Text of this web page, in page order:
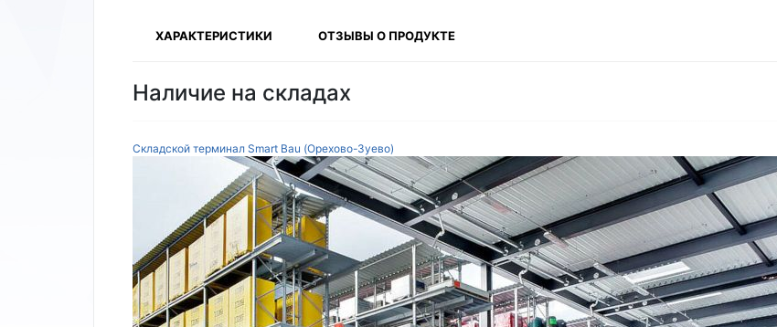
ХАРАКТЕРИСТИКИ ОТЗЫВЫ О ПРОДУКТЕ
Наличие на складах
Складской терминал Smart Bau (Орехово-Зуево)